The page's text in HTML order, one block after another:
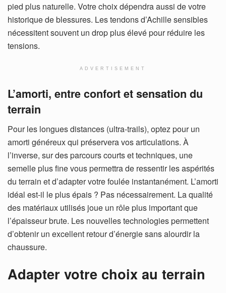
pied plus naturelle. Votre choix dépendra aussi de votre
historique de blessures. Les tendons d’Achille sensibles
nécessitent souvent un drop plus élevé pour réduire les
tensions.
ADVERTISEMENT
L’amorti, entre confort et sensation du
terrain
Pour les longues distances (ultra-trails), optez pour un
amorti généreux qui préservera vos articulations. À
l’inverse, sur des parcours courts et techniques, une
semelle plus fine vous permettra de ressentir les aspérités
du terrain et d’adapter votre foulée instantanément. L’amorti
idéal est-il le plus épais ? Pas nécessairement. La qualité
des matériaux utilisés joue un rôle plus important que
l’épaisseur brute. Les nouvelles technologies permettent
d’obtenir un excellent retour d’énergie sans alourdir la
chaussure.
Adapter votre choix au terrain